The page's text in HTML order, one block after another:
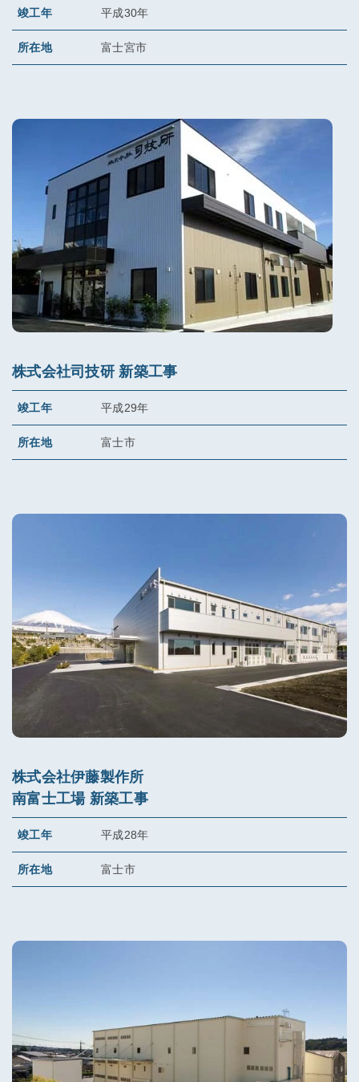
竣工年 平成30年
所在地 富士宮市
株式会社司技研 新築工事
竣工年 平成29年
所在地 富士市
株式会社伊藤製作所
南富士工場 新築工事
竣工年 平成28年
所在地 富士市